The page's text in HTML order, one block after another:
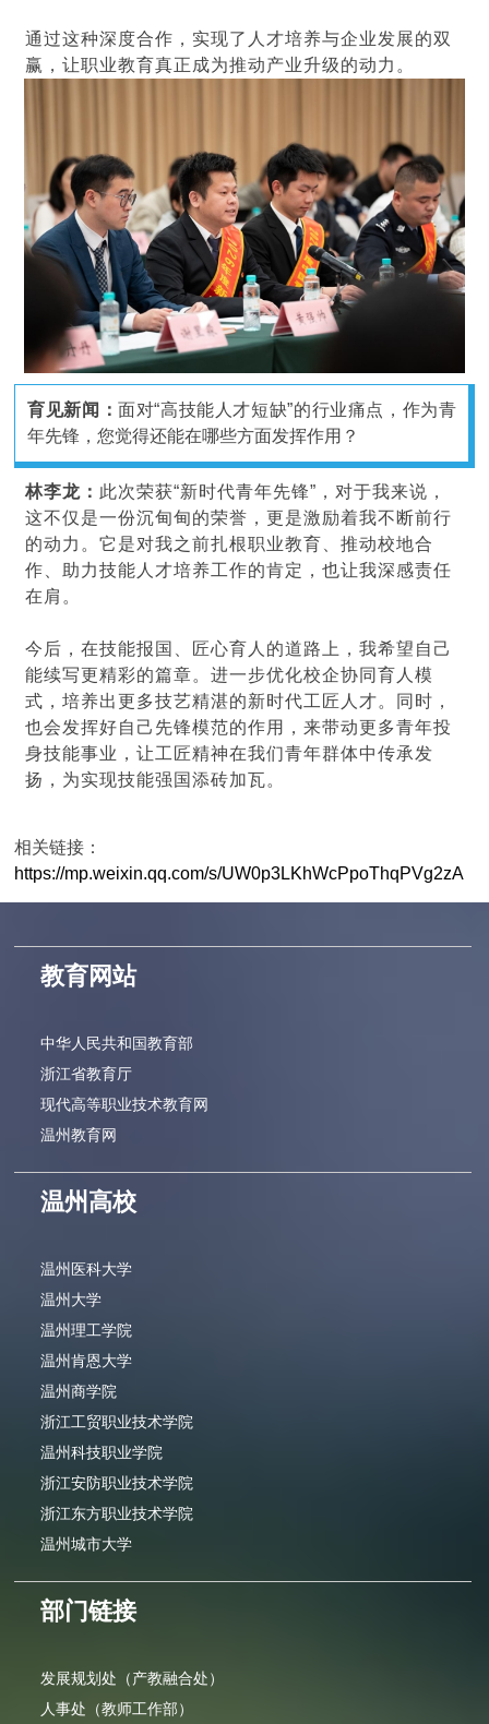
通过这种深度合作，实现了人才培养与企业发展的双
赢，让职业教育真正成为推动产业升级的动力。
育见新闻：面对“高技能人才短缺”的行业痛点，作为青
年先锋，您觉得还能在哪些方面发挥作用？
林李龙： 此次荣获“新时代青年先锋”，对于我来说，
这不仅是一份沉甸甸的荣誉，更是激励着我不断前行
的动力。它是对我之前扎根职业教育、推动校地合
作、助力技能人才培养工作的肯定，也让我深感责任
在肩。
今后，在技能报国、匠心育人的道路上，我希望自己
能续写更精彩的篇章。进一步优化校企协同育人模
式，培养出更多技艺精湛的新时代工匠人才。同时，
也会发挥好自己先锋模范的作用，来带动更多青年投
身技能事业，让工匠精神在我们青年群体中传承发
扬，为实现技能强国添砖加瓦。
相关链接：
https://mp.weixin.qq.com/s/UW0p3LKhWcPpoThqPVg2zA
教育网站
中华人民共和国教育部
浙江省教育厅
现代高等职业技术教育网
温州教育网
温州高校
温州医科大学
温州大学
温州理工学院
温州肯恩大学
温州商学院
浙江工贸职业技术学院
温州科技职业学院
浙江安防职业技术学院
浙江东方职业技术学院
温州城市大学
部门链接
发展规划处（产教融合处）
人事处（教师工作部）